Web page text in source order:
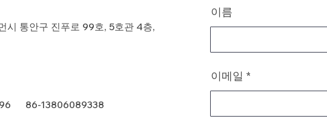
시 통안구 진푸로 99호, 5호관 4층,
86-13806089338
이름
이메일